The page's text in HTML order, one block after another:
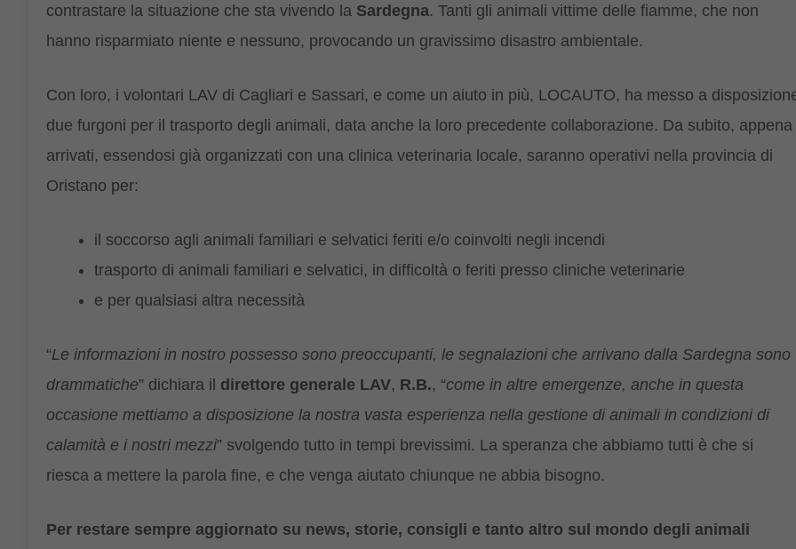
contrastare la situazione che sta vivendo la Sardegna. Tanti gli animali vittime delle fiamme, che non
hanno risparmiato niente e nessuno, provocando un gravissimo disastro ambientale.
Con loro, i volontari LAV di Cagliari e Sassari, e come un aiuto in più, LOCAUTO, ha messo a
due furgoni per il trasporto degli animali, data anche la loro precedente collaborazione. Da subito, appena
arrivati, essendosi già organizzati con una clinica veterinaria locale, saranno operativi nella provincia di
Oristano per:
il soccorso agli animali familiari e selvatici feriti e/o coinvolti negli incendi
trasporto di animali familiari e selvatici, in difficoltà o feriti presso cliniche veterinarie
e per qualsiasi altra necessità
“Le informazioni in nostro possesso sono preoccupanti, le segnalazioni che arrivano dalla Sardegna sono
drammatiche” dichiara il direttore generale LAV, R.B., “come in altre emergenze, anche in questa
occasione mettiamo a disposizione la nostra vasta esperienza nella gestione di animali in condizioni di
calamità e i nostri mezzi” svolgendo tutto in tempi brevissimi. La speranza che abbiamo tutti è che si
riesca a mettere la parola fine, e che venga aiutato chiunque ne abbia bisogno.
Per restare sempre aggiornato su news, storie, consigli e tanto altro sul mondo degli animali